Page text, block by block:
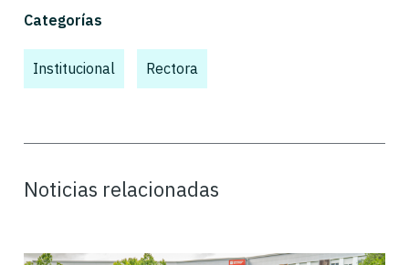
Categorías
Institucional Rectora
Noticias relacionadas